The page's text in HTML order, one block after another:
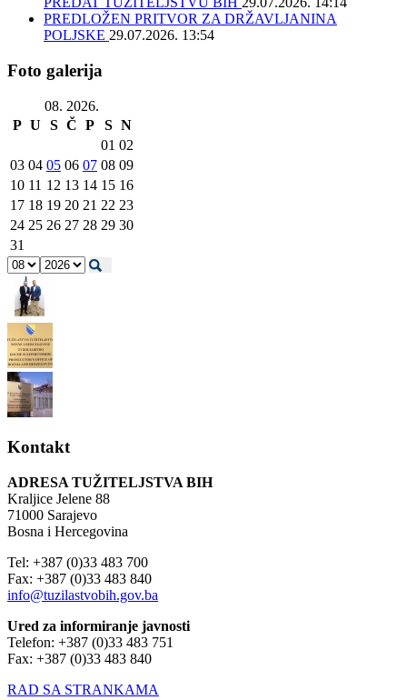
PREDLOŽEN PRITVOR ZA DRŽAVLJANINA
POLJSKE 29.07.2026. 13:54
Foto galerija
08. 2026.
P U S Č P S N
01 02
03 04 05 06 07 08 09
10 11 12 13 14 15 16
17 18 19 20 21 22 23
24 25 26 27 28 29 30
31
Kontakt
ADRESA TUŽITELJSTVA BIH
Kraljice Jelene 88
71000 Sarajevo
Bosna i Hercegovina
Tel: +387 (0)33 483 700
Fax: +387 (0)33 483 840
info@tuzilastvobih.gov.ba
Ured za informiranje javnosti
Telefon: +387 (0)33 483 751
Fax: +387 (0)33 483 840
RAD SA STRANKAMA